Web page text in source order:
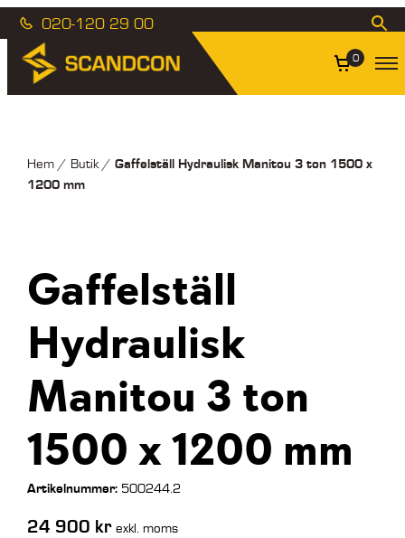
020-120 29 00
0
Hem/ Butik/ Gaffelställ Hydraulisk Manitou 3 ton 1500 x
1200 mm
Gaffelställ
Hydraulisk
Manitou 3 ton
1500 x 1200 mm
Artikelnummer:500244.2
24 900 kr exkl. moms